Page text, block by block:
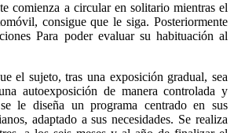
comienza a circular en solitario mientras el
consigue que le siga. Posteriormente
Para poder evaluar su habituación al
el sujeto, tras una exposición gradual, sea
autoexposición de manera controlada y
le diseña un programa centrado en sus
adaptado a sus necesidades. Se realiza